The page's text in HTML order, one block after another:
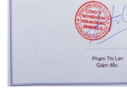
Orient Nam RA-